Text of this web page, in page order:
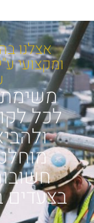
אצלנו
ומקצועי
לכל
בצעדים